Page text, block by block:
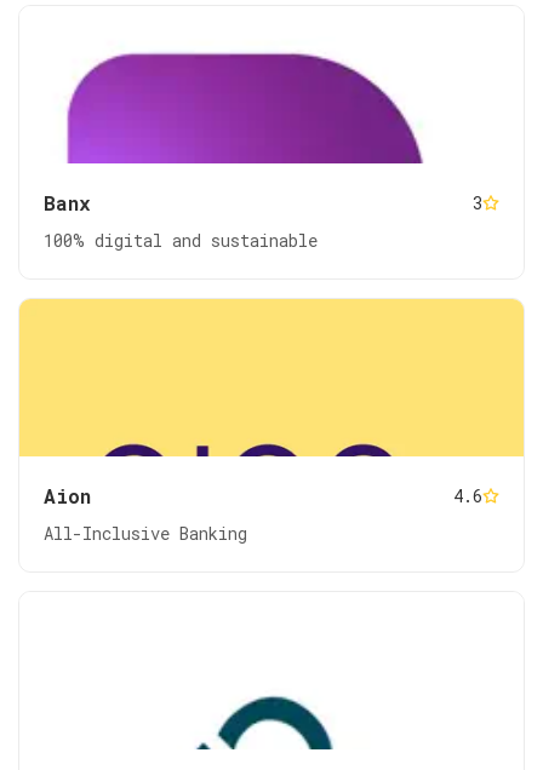
Banx
3
100% digital and sustainable
Aion
4.6
All-Inclusive Banking